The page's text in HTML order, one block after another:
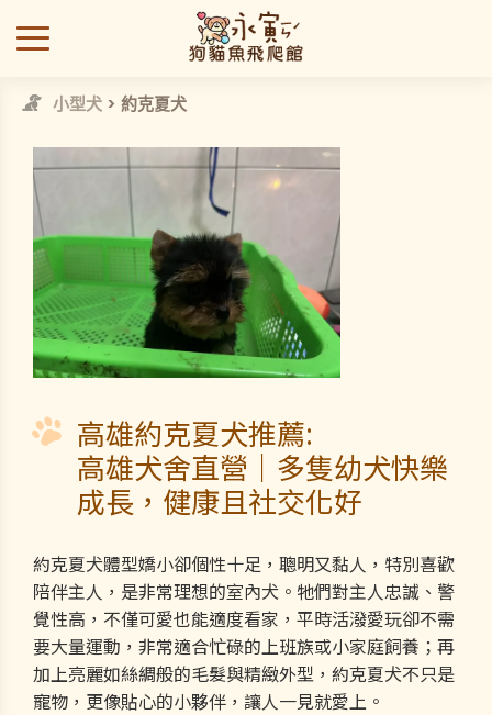
小型犬 > 約克夏犬
高雄約克夏犬推薦:
高雄犬舍直營｜多隻幼犬快樂
成長，健康且社交化好
約克夏犬體型嬌小卻個性十足，聰明又黏人，特別喜歡
陪伴主人，是非常理想的室內犬。牠們對主人忠誠、警
覺性高，不僅可愛也能適度看家，平時活潑愛玩卻不需
要大量運動，非常適合忙碌的上班族或小家庭飼養；再
加上亮麗如絲綢般的毛髮與精緻外型，約克夏犬不只是
寵物，更像貼心的小夥伴，讓人一見就愛上。